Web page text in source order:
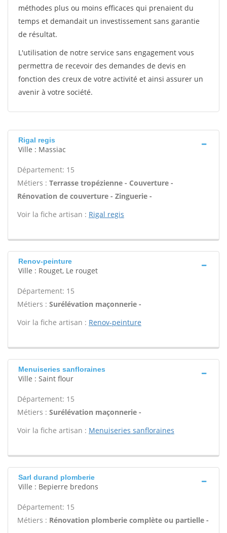
méthodes plus ou moins efficaces qui prenaient du
temps et demandait un investissement sans garantie
de résultat.
L'utilisation de notre service sans engagement vous
permettra de recevoir des demandes de devis en
fonction des creux de votre activité et ainsi assurer un
avenir à votre société.
Rigal regis
Ville : Massiac
Département: 15
Métiers : Terrasse tropézienne - Couverture -
Rénovation de couverture - Zinguerie -
Voir la fiche artisan : Rigal regis
Renov-peinture
Ville : Rouget, Le rouget
Département: 15
Métiers : Surélévation maçonnerie -
Voir la fiche artisan : Renov-peinture
Menuiseries sanfloraines
Ville : Saint flour
Département: 15
Métiers : Surélévation maçonnerie -
Voir la fiche artisan : Menuiseries sanfloraines
Sarl durand plomberie
Ville : Bepierre bredons
Département: 15
Métiers : Rénovation plomberie complète ou partielle -